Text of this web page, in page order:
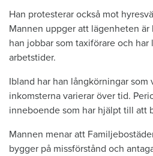
Han protesterar också mot
Mannen uppger att lägenheten
han jobbar som taxiförare och
arbetstider.
Ibland har han långkörningar som
inkomsterna varierar över tid.
inneboende som har hjälpt till att
Mannen menar att
bygger på missförstånd och